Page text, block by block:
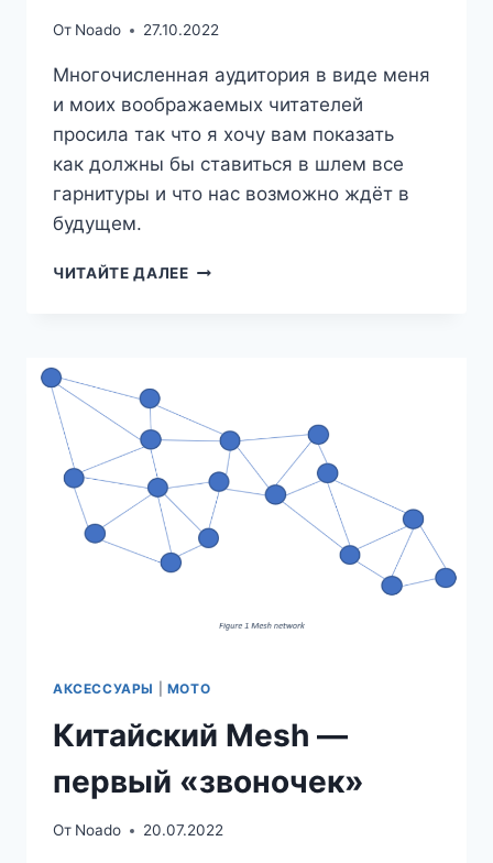
От Noado 27.10.2022
Многочисленная аудитория в виде меня
и моих воображаемых читателей
просила так что я хочу вам показать
как должны бы ставиться в шлем все
гарнитуры и что нас возможно ждёт в
будущем.
ЧИТАЙТЕ ДАЛЕЕМОТОГАРНИТУРА
АКСЕССУАРЫ МОТО
Китайский Mesh —
первый «звоночек»
От Noado 20.07.2022